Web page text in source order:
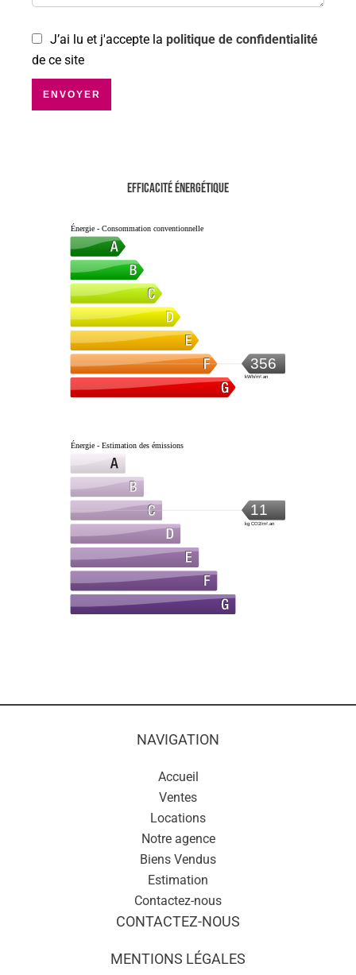
J’ai lu et j'accepte la politique de confidentialité
de ce site
ENVOYER
Efficacité énergétique
Énergie - Consommation conventionnelle
356
kWh/m².an
Énergie - Estimation des émissions
11
kg CO2/m².an
NAVIGATION
Accueil
Ventes
Locations
Notre agence
Biens Vendus
Estimation
Contactez-nous
CONTACTEZ-NOUS
MENTIONS LÉGALES